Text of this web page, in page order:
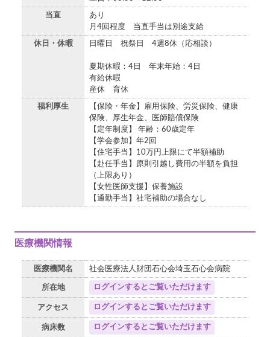
当直
あり
月4回程度 当直手当は別途支給
休日・休暇 日曜日 祝祭日 4週8休（応相談）
夏期休暇：4日 年末年始：4日
有給休暇
産休 育休
福利厚生
【保険・年金】雇用保険、労災保険、健康
保険、厚生年金、医師賠償保険
【定年制度】 年齢：60歳定年
【学会参加】年2回
【住宅手当】10万円上限にて半額補助
【赴任手当】原則引越し費用の半額を負担
（上限あり）
【女性医師支援】保養施設
【通勤手当】社宅補助の場合なし
医療機関情報
医療機関名 社会医療法人財団石心会埼玉石心会病院
所在地 ログインするとご覧いただけます
アクセス ログインするとご覧いただけます
病床数 ログインするとご覧いただけます